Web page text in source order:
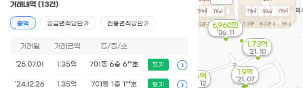
1.73억
'21. 10
1.9억
'21. 07
1.14억
'20. 12
6,960만
'06. 11
거래내역 (13건)
총액 공급면적당단가 전용면적당단가
거래일 거래금액 동/층/호
'25.07.01 1.35억 701동 6층 6**호 등기
'24.12.26 1.35억 701동 1층 1**호 등기